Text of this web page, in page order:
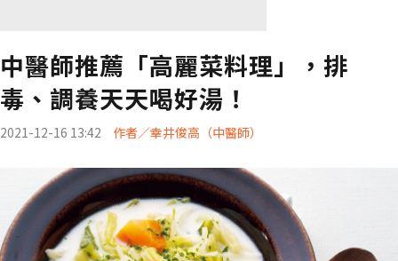
中醫師推薦「高麗菜料理」，排
毒、調養天天喝好湯！
2021-12-16 13:42 作者／幸井俊高（中醫師）